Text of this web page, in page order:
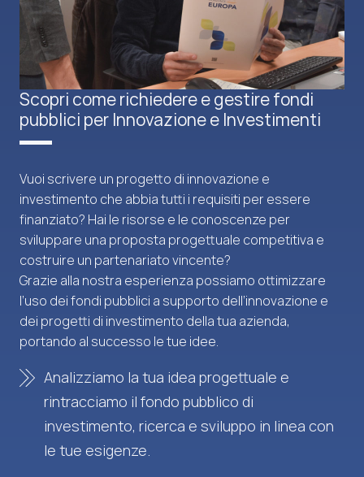
Scopri come richiedere e gestire fondi
pubblici per Innovazione e Investimenti
Vuoi scrivere un progetto di innovazione e
investimento che abbia tutti i requisiti per essere
finanziato? Hai le risorse e le conoscenze per
sviluppare una proposta progettuale competitiva e
costruire un partenariato vincente?
Grazie alla nostra esperienza possiamo ottimizzare
l’uso dei fondi pubblici a supporto dell’innovazione e
dei progetti di investimento della tua azienda,
portando al successo le tue idee.
Analizziamo la tua idea progettuale e
rintracciamo il fondo pubblico di
investimento, ricerca e sviluppo in linea con
le tue esigenze.